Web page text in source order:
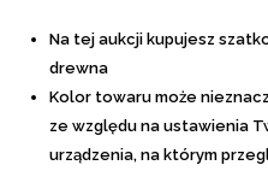
Na tej aukcji kupujesz
drewna
Kolor towaru może
ze względu na ustawienia
urządzenia, na którym